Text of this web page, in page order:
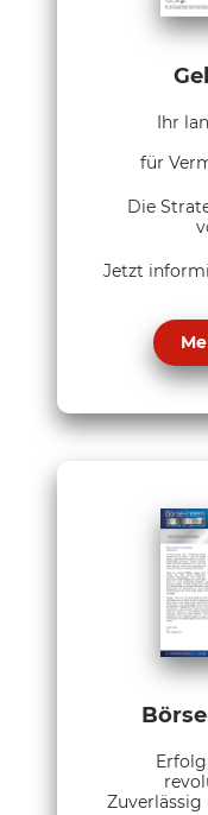
Ihr
für
Die
Jetzt